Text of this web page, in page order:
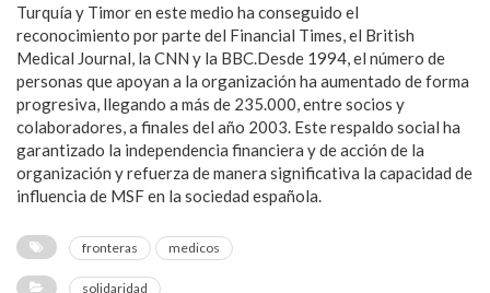
Turquía y Timor en este medio ha conseguido el
reconocimiento por parte del Financial Times, el British
Medical Journal, la CNN y la BBC.Desde 1994, el número de
personas que apoyan a la organización ha aumentado de forma
progresiva, llegando a más de 235.000, entre socios y
colaboradores, a finales del año 2003. Este respaldo social ha
garantizado la independencia financiera y de acción de la
organización y refuerza de manera significativa la capacidad de
influencia de MSF en la sociedad española.
fronteras medicos
solidaridad